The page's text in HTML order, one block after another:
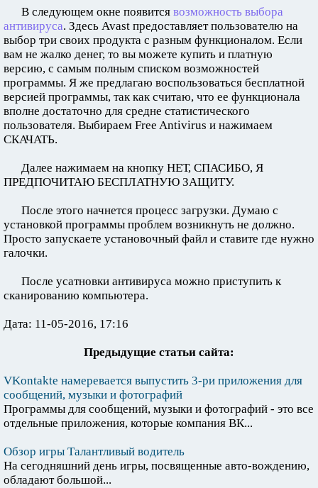
В следующем окне появится возможность выбора
антивируса. Здесь Avast предоставляет пользователю на
выбор три своих продукта с разным функционалом. Если
вам не жалко денег, то вы можете купить и платную
версию, с самым полным списком возможностей
программы. Я же предлагаю воспользоваться бесплатной
версией программы, так как считаю, что ее функционала
вполне достаточно для средне статистического
пользователя. Выбираем Free Antivirus и нажимаем
СКАЧАТЬ.
Далее нажимаем на кнопку НЕТ, СПАСИБО, Я
ПРЕДПОЧИТАЮ БЕСПЛАТНУЮ ЗАЩИТУ.
После этого начнется процесс загрузки. Думаю с
установкой программы проблем возникнуть не должно.
Просто запускаете установочный файл и ставите где нужно
галочки.
После усатновки антивируса можно приступить к
сканированию компьютера.
Дата: 11-05-2016, 17:16
Предыдущие статьи сайта:
VKontakte намеревается выпустить 3-ри приложения для
сообщений, музыки и фотографий
Программы для сообщений, музыки и фотографий - это все
отдельные приложения, которые компания ВК...
Обзор игры Талантливый водитель
На сегодняшний день игры, посвященные авто-вождению,
обладают большой...